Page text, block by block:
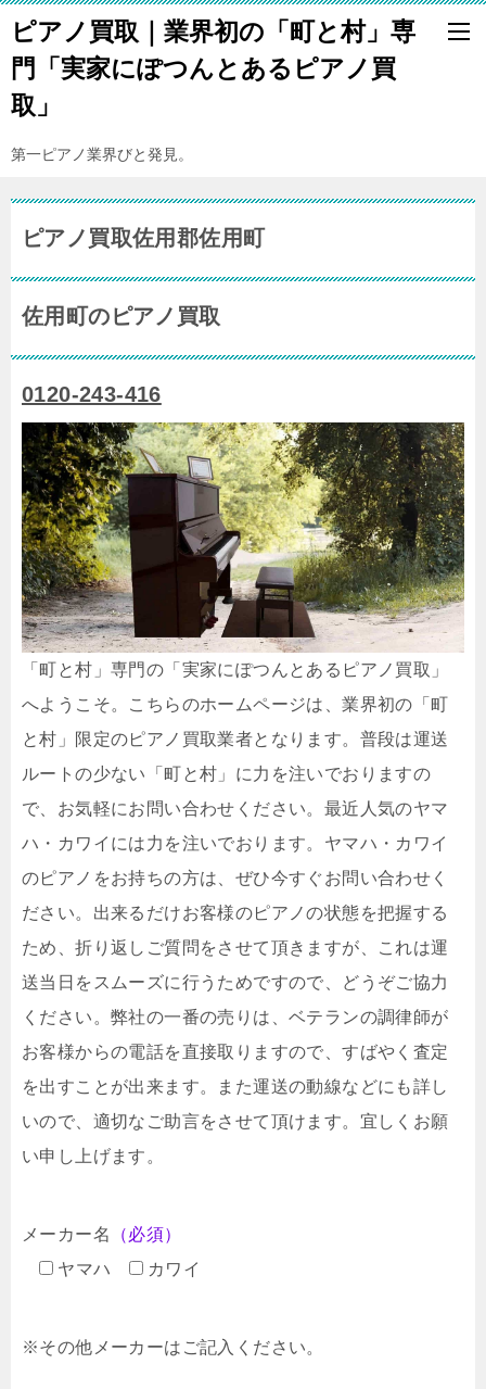
ピアノ買取｜業界初の「町と村」専
門「実家にぽつんとあるピアノ買
取」
第一ピアノ業界びと発見。
ピアノ買取佐用郡佐用町
佐用町のピアノ買取
0120-243-416
「町と村」専門の「実家にぽつんとあるピアノ買取」
へようこそ。こちらのホームページは、業界初の「町
と村」限定のピアノ買取業者となります。普段は運送
ルートの少ない「町と村」に力を注いでおりますの
で、お気軽にお問い合わせください。最近人気のヤマ
ハ・カワイには力を注いでおります。ヤマハ・カワイ
のピアノをお持ちの方は、ぜひ今すぐお問い合わせく
ださい。出来るだけお客様のピアノの状態を把握する
ため、折り返しご質問をさせて頂きますが、これは運
送当日をスムーズに行うためですので、どうぞご協力
ください。弊社の一番の売りは、ベテランの調律師が
お客様からの電話を直接取りますので、すばやく査定
を出すことが出来ます。また運送の動線などにも詳し
いので、適切なご助言をさせて頂けます。宜しくお願
い申し上げます。
メーカー名
（必須）
ヤマハ
カワイ
※その他メーカーはご記入ください。